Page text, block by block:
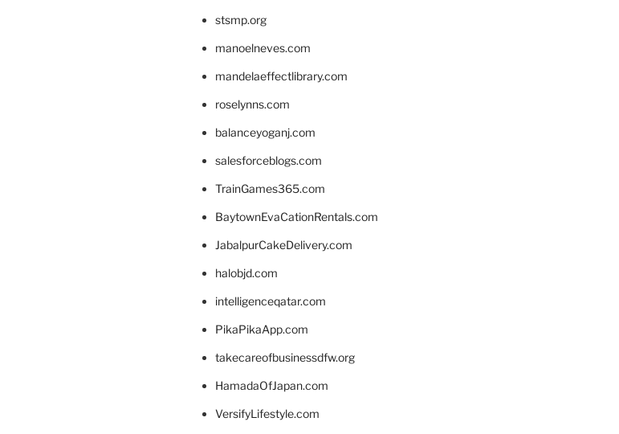
stsmp.org
manoelneves.com
mandelaeffectlibrary.com
roselynns.com
balanceyoganj.com
salesforceblogs.com
TrainGames365.com
BaytownEvaCationRentals.com
JabalpurCakeDelivery.com
halobjd.com
intelligenceqatar.com
PikaPikaApp.com
takecareofbusinessdfw.org
HamadaOfJapan.com
VersifyLifestyle.com